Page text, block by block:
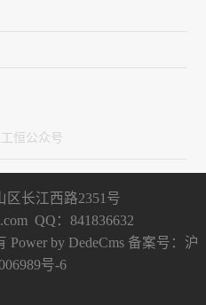
恒公众号
区长江西路2351号
QQ：841836632
Power by DedeCms 备案号： 沪
号-6